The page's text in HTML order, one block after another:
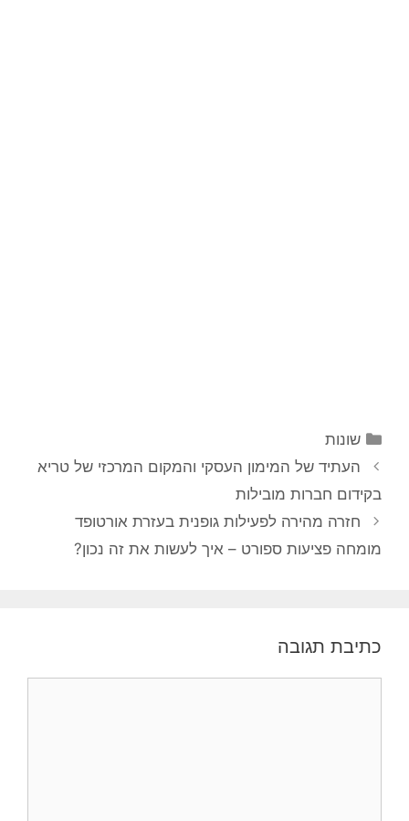
קטגוריות
שונות
ניווט
פוסטים
העתיד של המימון העסקי והמקום המרכזי של טריא
בקידום חברות מובילות
חזרה מהירה לפעילות גופנית בעזרת אורטופד
מומחה פציעות ספורט – איך לעשות את זה נכון?
כתיבת תגובה